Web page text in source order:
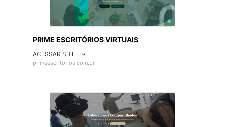
PRIME ESCRITÓRIOS VIRTUAIS
ACESSAR SITE 
primeescritorios.com.br